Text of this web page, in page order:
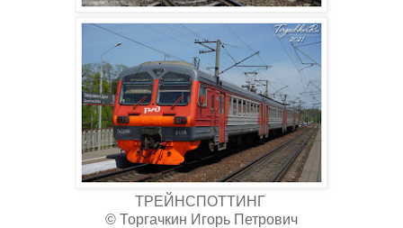
ТРЕЙНСПОТТИНГ
© Торгачкин Игорь Петрович